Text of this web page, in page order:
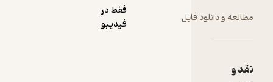
فایل
فقط در
فیدیبو